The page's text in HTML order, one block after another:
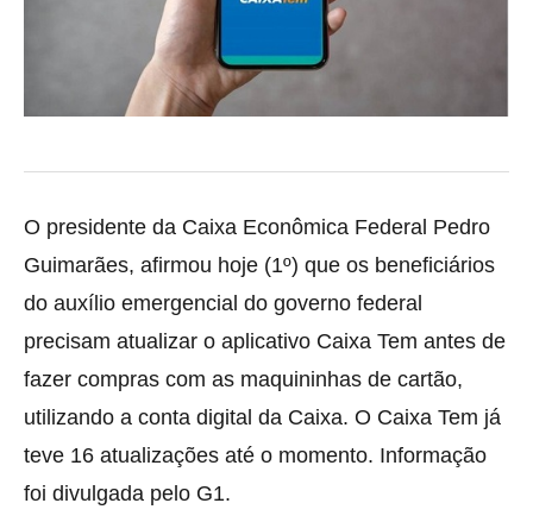
O presidente da Caixa Econômica Federal Pedro
Guimarães, afirmou hoje (1º) que os beneficiários
do auxílio emergencial do governo federal
precisam atualizar o aplicativo Caixa Tem antes de
fazer compras com as maquininhas de cartão,
utilizando a conta digital da Caixa. O Caixa Tem já
teve 16 atualizações até o momento. Informação
foi divulgada pelo G1.